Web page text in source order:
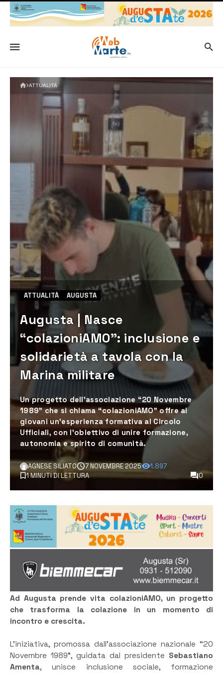
ATTUALITÀ
ATTUALITÀ AUGUSTA
Augusta | Nasce
“colazioniAMO”: inclusione e
solidarietà a tavola con la
Marina militare
Un progetto dell’associazione “20 Novembre
1989” che si chiama “colazioniAMO” offre ai
giovani un’esperienza formativa al Circolo
Ufficiali, con l’obiettivo di unire formazione,
autonomia e spirito di comunità.
AGNESE SILIATO 7 NOVEMBRE 2025
1.897
1 MINUTI DI LETTURA
0
Ad Augusta prende vita colazioniAMO, un progetto
che trasforma la colazione in un momento di
incontro e crescita.
L’iniziativa, promossa dall’associazione nazionale “20
Novembre 1989”, guidata dal presidente Sebastiano
Amenta, unisce inclusione sociale, formazione